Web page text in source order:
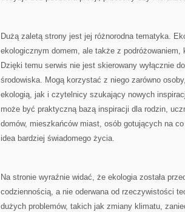
Dużą zaletą strony jest jej różnorodna tematyka.
ekologicznym domem, ale także z
Dzięki temu serwis nie jest skierowany wyłącznie
środowiska. Mogą korzystać z niego zarówno
ekologią, jak i czytelnicy szukający nowych
może być praktyczną bazą inspiracji dla rodzin,
domów, mieszkańców miast, osób gotujących na
idea bardziej świadomego życia.
Na stronie wyraźnie widać, że ekologia została
codziennością, a nie oderwana od rzeczywistości
dużych problemów, takich jak zmiany klimatu,